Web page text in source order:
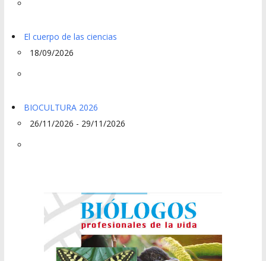
El cuerpo de las ciencias
18/09/2026
BIOCULTURA 2026
26/11/2026 - 29/11/2026